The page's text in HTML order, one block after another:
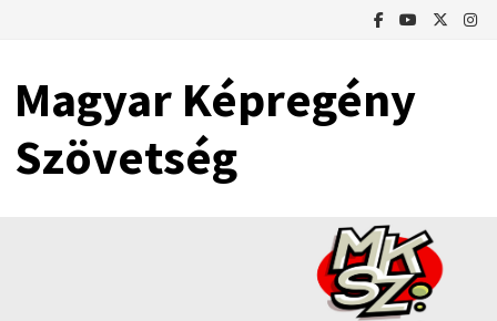
Magyar Képregény
Szövetség